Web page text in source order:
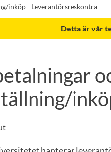
inköp - Leverantörsreskontra
Detta är vår